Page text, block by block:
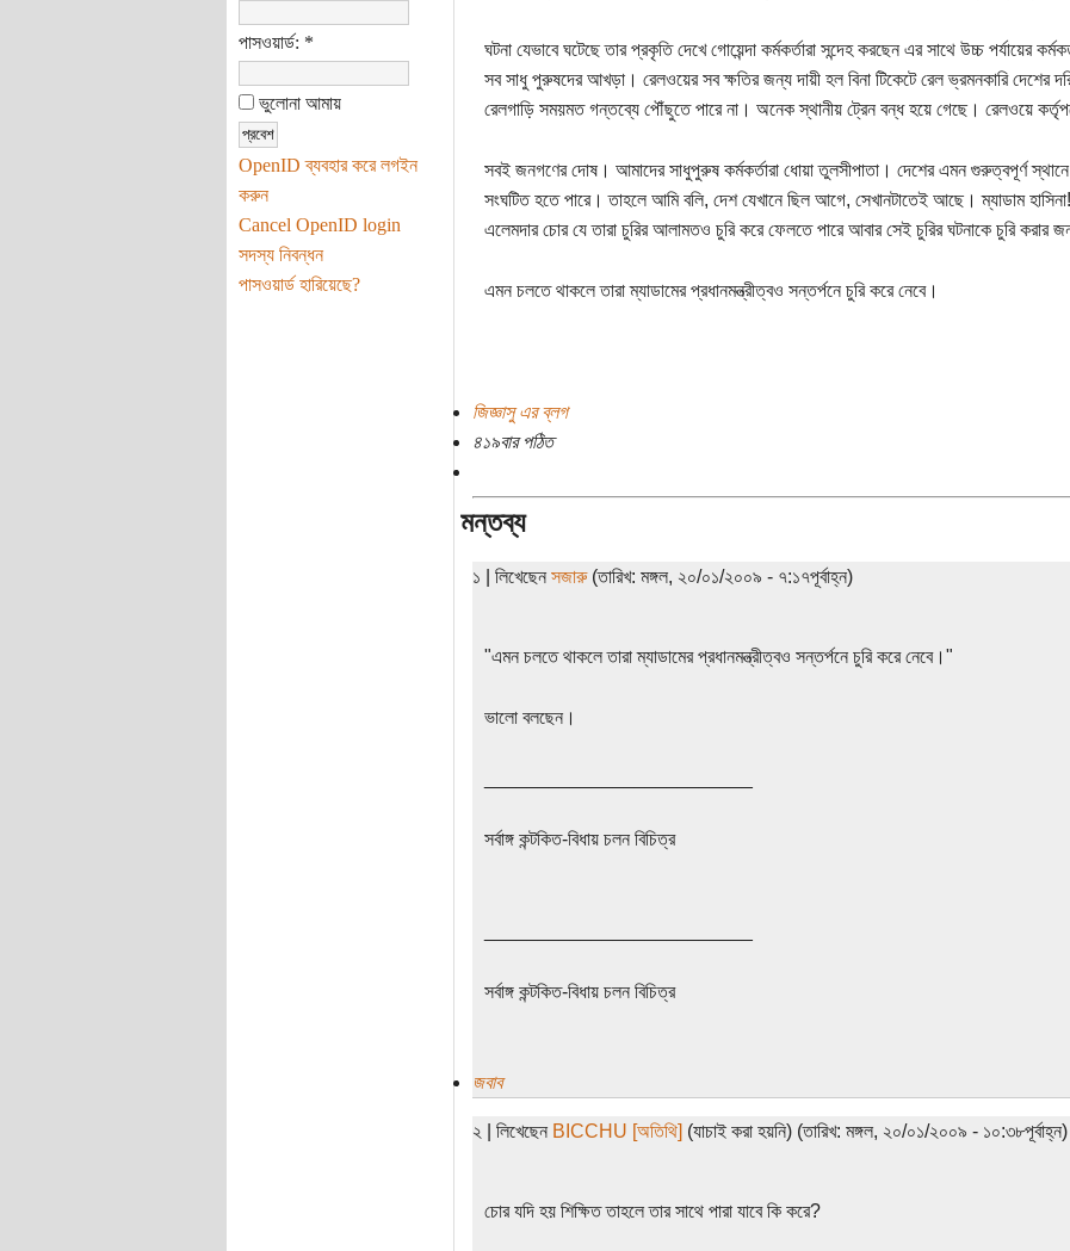
পাসওয়ার্ড: *
ভুলোনা আমায়
OpenID ব্যবহার করে লগইন
করুন
Cancel OpenID login
সদস্য নিবন্ধন
পাসওয়ার্ড হারিয়েছে?
ঘটনা যেভাবে ঘটেছে তার প্রকৃতি দেখে গোয়েন্দা কর্মকর্তারা সন্দেহ করছেন এর সাথে উচ্চ পর্যায়ের
সব সাধু পুরুষদের আখড়া। রেলওয়ের সব ক্ষতির জন্য দায়ী হল বিনা টিকেটে রেল ভ্রমনকারি দেশের
রেলগাড়ি সময়মত গন্তব্যে পৌঁছুতে পারে না। অনেক স্থানীয় ট্রেন বন্ধ হয়ে গেছে। রেলওয়ে
সবই জনগণের দোষ। আমাদের সাধুপুরুষ কর্মকর্তারা ধোয়া তুলসীপাতা। দেশের এমন গুরুত্বপূর্ণ
সংঘটিত হতে পারে। তাহলে আমি বলি, দেশ যেখানে ছিল আগে, সেখানটাতেই আছে। ম্যাডাম
এলেমদার চোর যে তারা চুরির আলামতও চুরি করে ফেলতে পারে আবার সেই চুরির ঘটনাকে চুরি করার
এমন চলতে থাকলে তারা ম্যাডামের প্রধানমন্ত্রীত্বও সন্তর্পনে চুরি করে নেবে।
জিজ্ঞাসু এর ব্লগ
৪১৯বার পঠিত
মন্তব্য
১ | লিখেছেন সজারু(তারিখ: মঙ্গল, ২০/০১/২০০৯ - ৭:১৭পূর্বাহ্ন)
"এমন চলতে থাকলে তারা ম্যাডামের প্রধানমন্ত্রীত্বও সন্তর্পনে চুরি করে নেবে।"
ভালো বলছেন।
সর্বাঙ্গ কন্টকিত-বিধায় চলন বিচিত্র
সর্বাঙ্গ কন্টকিত-বিধায় চলন বিচিত্র
জবাব
২ | লিখেছেন BICCHU [অতিথি] (যাচাই করা হয়নি) (তারিখ: মঙ্গল, ২০/০১/২০০৯ - ১০:৩৮পূর্বাহ্ন)
চোর যদি হয় শিক্ষিত তাহলে তার সাথে পারা যাবে কি করে?